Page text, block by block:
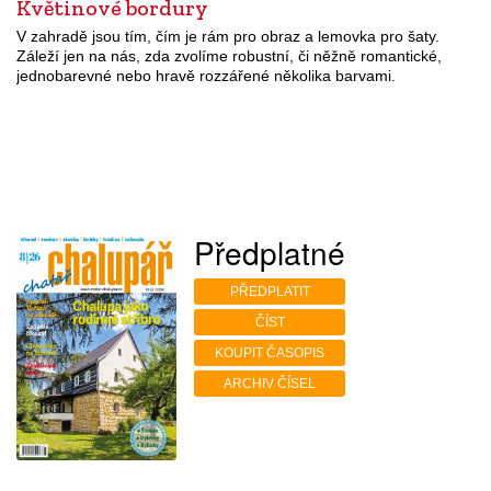
Květinové bordury
V zahradě jsou tím, čím je rám pro obraz a lemovka pro šaty.
Záleží jen na nás, zda zvolíme robustní, či něžně romantické,
jednobarevné nebo hravě rozzářené několika barvami.
Předplatné
PŘEDPLATIT
ČÍST
KOUPIT ČASOPIS
ARCHIV ČÍSEL